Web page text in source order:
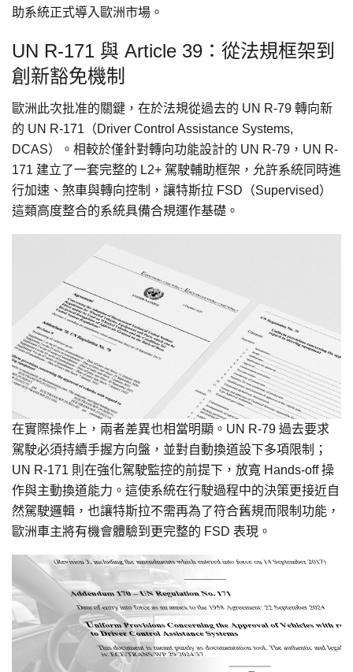
助系統正式導入歐洲市場。
UN R-171 與 Article 39：從法規框架到
創新豁免機制
歐洲此次批准的關鍵，在於法規從過去的 UN R-79 轉向新
的 UN R-171（Driver Control Assistance Systems,
DCAS）。相較於僅針對轉向功能設計的 UN R-79，UN R-
171 建立了一套完整的 L2+ 駕駛輔助框架，允許系統同時進
行加速、煞車與轉向控制，讓特斯拉 FSD（Supervised）
這類高度整合的系統具備合規運作基礎。
在實際操作上，兩者差異也相當明顯。UN R-79 過去要求
駕駛必須持續手握方向盤，並對自動換道設下多項限制；
UN R-171 則在強化駕駛監控的前提下，放寬 Hands-off 操
作與主動換道能力。這使系統在行駛過程中的決策更接近自
然駕駛邏輯，也讓特斯拉不需再為了符合舊規而限制功能，
歐洲車主將有機會體驗到更完整的 FSD 表現。